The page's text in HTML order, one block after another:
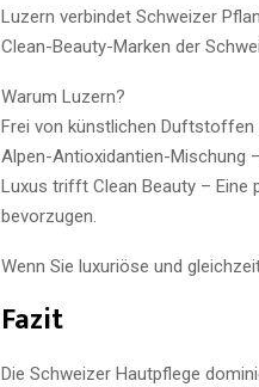
Luzern verbindet Schweizer
Clean-Beauty-Marken der
Warum Luzern?
Frei von künstlichen Duftstoffen
Alpen-Antioxidantien-Mischung
Luxus trifft Clean Beauty – Eine
bevorzugen.
Wenn Sie luxuriöse und
Fazit
Die Schweizer Hautpflege